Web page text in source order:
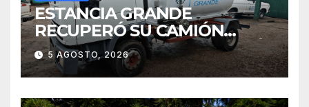
ESTANCIA GRANDE
RECUPERÓ SU CAMIÓN
ATMOSFÉRICO Y MEJORARÁ
EL SERVICIO DE
SANEAMIENTO PARA LOS
VECINOS
5 AGOSTO, 2026